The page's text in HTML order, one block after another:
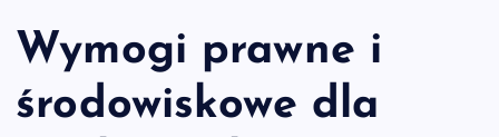
Wymogi prawne i
środowiskowe dla